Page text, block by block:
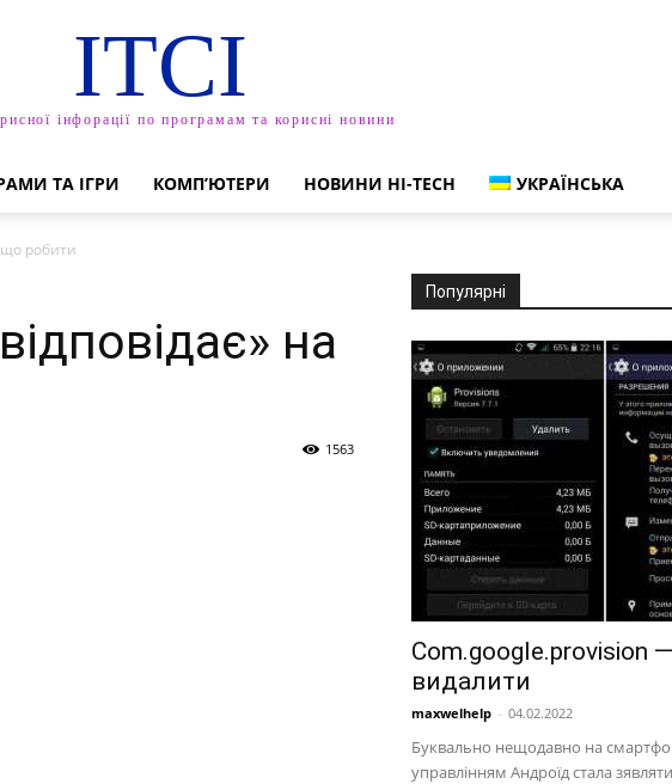
ITCI
інфорації по програмам та корисні новини
ТА ІГРИ КОМП’ЮТЕРИ НОВИНИ HI-TECH УКРАЇНСЬКА
що робити
на
1563
Популярні
Com.google.provision
видалити
maxwelhelp - 04.02.2022
Буквально нещодавно на
управлінням Андроїд стала